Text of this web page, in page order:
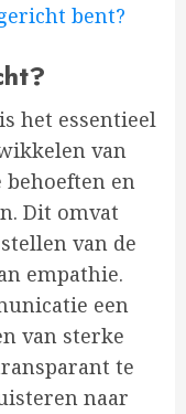
bent?
het essentieel
van
behoeften en
Dit omvat
van de
empathie.
een
van sterke
te
naar